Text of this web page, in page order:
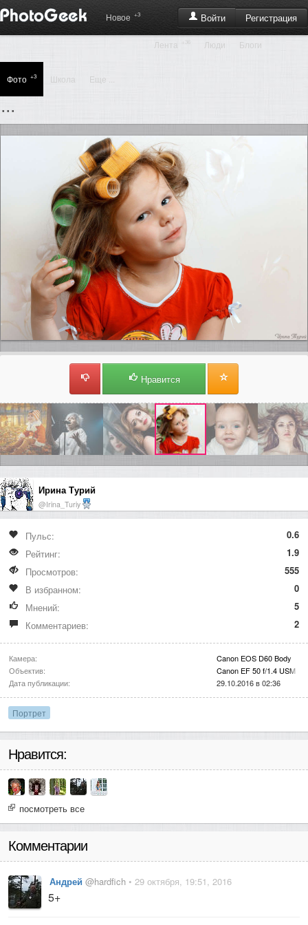
Войти Регистрация
Новое +3
Лента Люди Блоги
Фото +3 Школа Еще ...
...
Нравится
Ирина Турий
@Irina_Turiy
Пульс:
0.6
Рейтинг:
1.9
Просмотров:
555
В избранном:
0
Мнений:
5
Комментариев:
2
Камера:
Canon EOS D60 Body
Объектив:
Canon EF 50 f/1.4 USM
Дата публикации:
29.10.2016 в 02:36
Портрет
Нравится:
посмотреть все
Комментарии
Андрей @hardfich • 29 октября, 19:51, 2016
5+